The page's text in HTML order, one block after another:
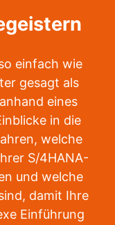
einfach wie
gesagt als
eines
in die
welche
S/4HANA-
und welche
damit Ihre
Einführung